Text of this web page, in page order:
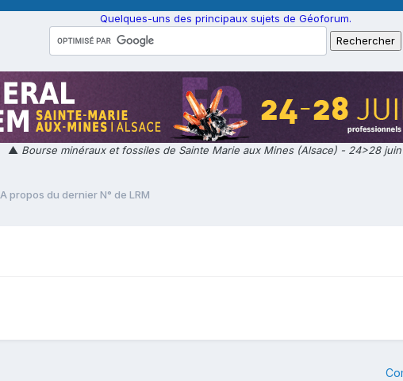
Quelques-uns des principaux sujets de Géoforum.
▲ Bourse minéraux et fossiles de Sainte Marie aux Mines (Alsace) - 24>28
A propos du dernier N° de LRM